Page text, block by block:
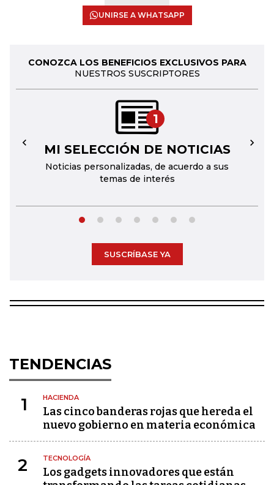
UNIRSE A WHATSAPP
CONOZCA LOS BENEFICIOS EXCLUSIVOS PARA
NUESTROS SUSCRIPTORES
1
MI SELECCIÓN DE NOTICIAS
Noticias personalizadas, de acuerdo a sus
temas de interés
← →
SUSCRÍBASE YA
TENDENCIAS
1 HACIENDA
Las cinco banderas rojas que hereda el
nuevo gobierno en materia económica
2 TECNOLOGÍA
Los gadgets innovadores que están